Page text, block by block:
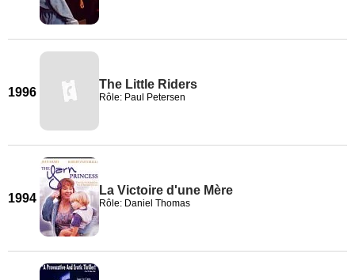
1996
The Little Riders
Rôle: Paul Petersen
1994
La Victoire d'une Mère
Rôle: Daniel Thomas